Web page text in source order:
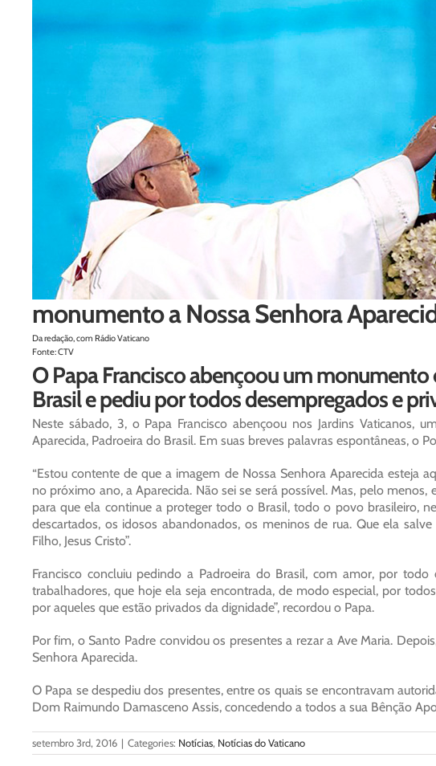
monumento a Nossa Senhora
Da redação, com Rádio Vaticano
Fonte: CTV
O Papa Francisco abençoou um
Brasil e pediu por todos desempregados e
Neste sábado, 3, o Papa Francisco abençoou nos Jardins Vaticanos,
Aparecida, Padroeira do Brasil. Em suas breves palavras espontâneas, o
“Estou contente de que a imagem de Nossa Senhora Aparecida esteja
no próximo ano, a Aparecida. Não sei se será possível. Mas, pelo
para que ela continue a proteger todo o Brasil, todo o povo brasileiro,
descartados, os idosos abandonados, os meninos de rua. Que ela
Filho, Jesus Cristo”.
Francisco concluiu pedindo a Padroeira do Brasil, com amor, por
trabalhadores, que hoje ela seja encontrada, de modo especial, por
por aqueles que estão privados da dignidade”, recordou o Papa.
Por fim, o Santo Padre convidou os presentes a rezar a Ave Maria.
Senhora Aparecida.
O Papa se despediu dos presentes, entre os quais se encontravam
Dom Raimundo Damasceno Assis, concedendo a todos a sua Bênção
setembro 3rd, 2016 | Categories: Notícias, Notícias do Vaticano